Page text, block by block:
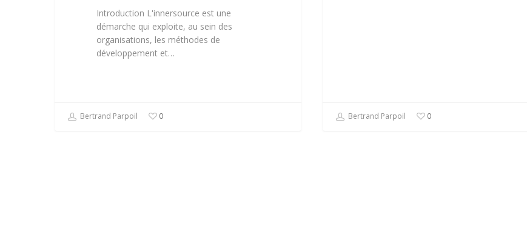
Introduction L'innersource est une
démarche qui exploite, au sein des
organisations, les méthodes de
développement et…
Bertrand Parpoil 0 Bertrand Parpoil 0